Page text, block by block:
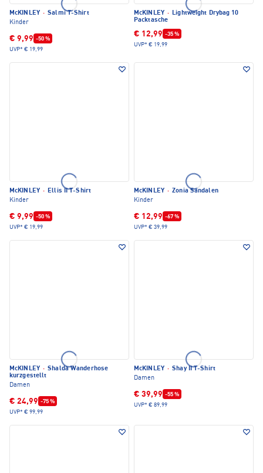
McKINLEY · Salmi T-Shirt
Kinder
€ 9,99 -50 %
UVP* € 19,99
McKINLEY · Lightweight Drybag 10
Packtasche
€ 12,99 -35 %
UVP* € 19,99
McKINLEY · Ellis II T-Shirt
Kinder
€ 9,99 -50 %
UVP* € 19,99
McKINLEY · Zonia Sandalen
Kinder
€ 12,99 -67 %
UVP* € 39,99
McKINLEY · Shalda Wanderhose
kurzgestellt
Damen
€ 24,99 -75 %
UVP* € 99,99
McKINLEY · Shay II T-Shirt
Damen
€ 39,99 -55 %
UVP* € 89,99